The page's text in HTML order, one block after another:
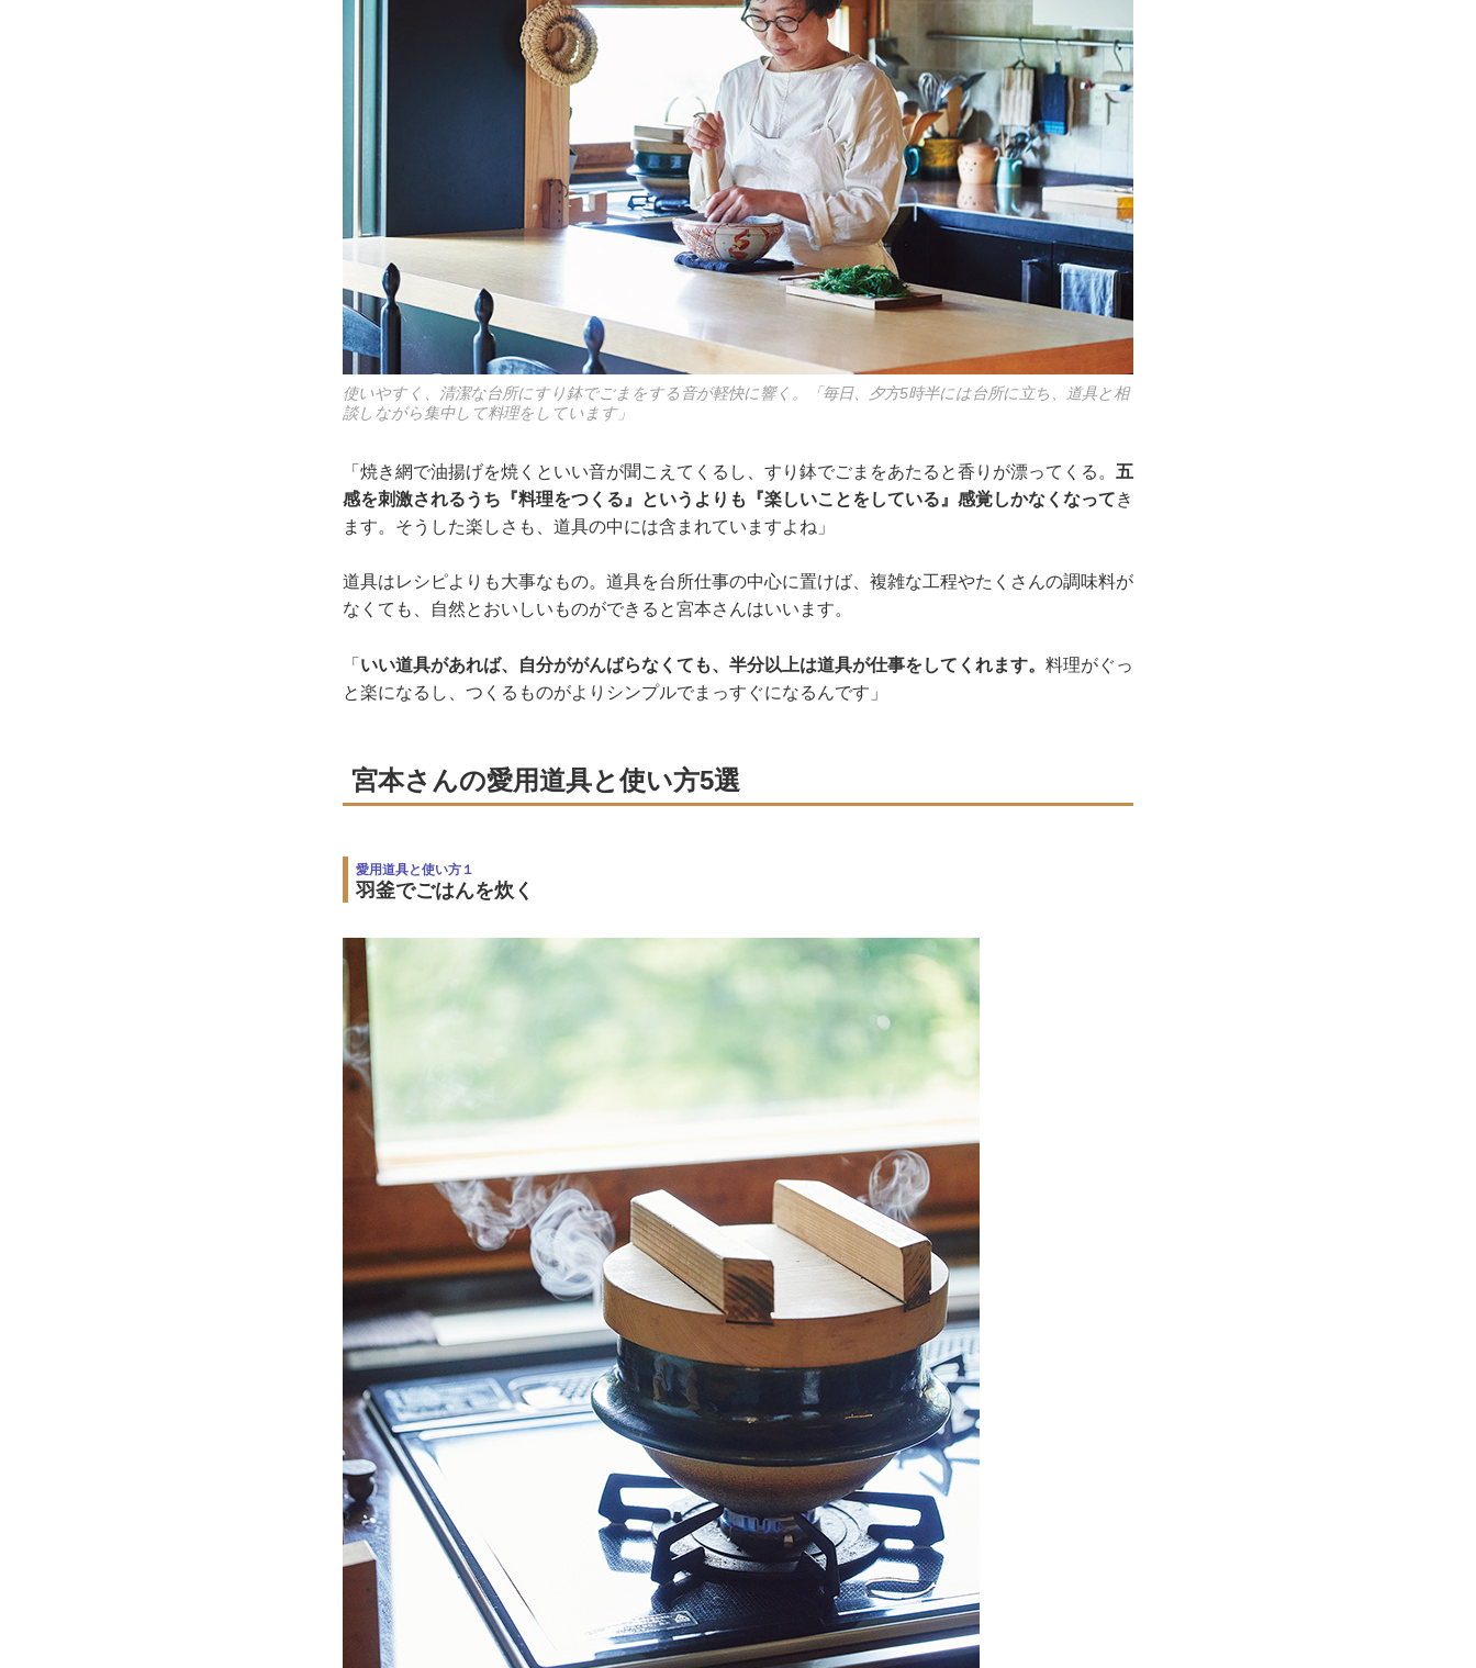
使いやすく、清潔な台所にすり鉢でごまをする音が軽快に響く。「毎日、夕方5時半には台所に立ち、道具と相
談しながら集中して料理をしています」
「焼き網で油揚げを焼くといい音が聞こえてくるし、すり鉢でごまをあたると香りが漂ってくる。 五
感を刺激されるうち『料理をつくる』というよりも『楽しいことをしている』感覚しかなくなってき
ます。そうした楽しさも、道具の中には含まれていますよね」
道具はレシピよりも大事なもの。道具を台所仕事の中心に置けば、複雑な工程やたくさんの調味料が
なくても、自然とおいしいものができると宮本さんはいいます。
「 いい道具があれば、自分ががんばらなくても、半分以上は道具が仕事をしてくれます。 料理がぐっ
と楽になるし、つくるものがよりシンプルでまっすぐになるんです」
宮本さんの愛用道具と使い方5選
愛用道具と使い方１
羽釜でごはんを炊く